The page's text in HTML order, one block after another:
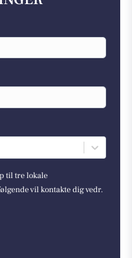
til tre lokale
vil kontakte dig vedr.